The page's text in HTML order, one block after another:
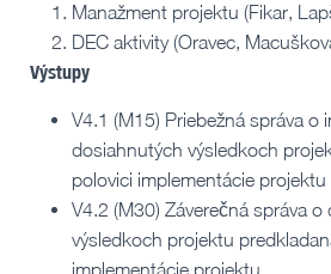
Manažment projektu (Fikar,
DEC aktivity (Oravec,
Výstupy
V4.1 (M15) Priebežná správa o
dosiahnutých výsledkoch
polovici implementácie projektu
V4.2 (M30) Záverečná správa
výsledkoch projektu
implementácie projektu